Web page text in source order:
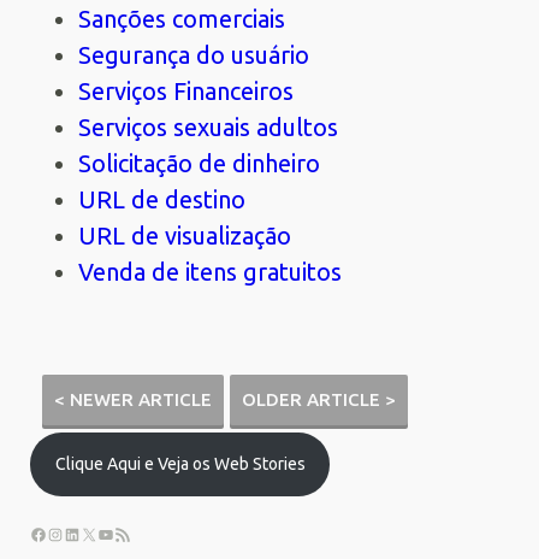
Sanções comerciais
Segurança do usuário
Serviços Financeiros
Serviços sexuais adultos
Solicitação de dinheiro
URL de destino
URL de visualização
Venda de itens gratuitos
< NEWER ARTICLE OLDER ARTICLE >
Clique Aqui e Veja os Web Stories